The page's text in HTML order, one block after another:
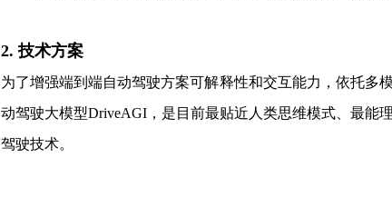
2. 技术方案
为了增强端到端自动驾驶方案可解释性和交互能力，依托多
动驾驶大模型DriveAGI，是目前最贴近人类思维模式、最能
驾驶技术。